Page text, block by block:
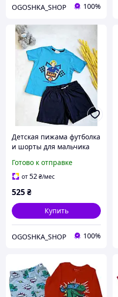
OGOSHKA_SHOP 100%
Детская пижама футболка
и шорты для мальчика
голубая
Готово к отправке
от52₴/мес
525₴
Купить
OGOSHKA_SHOP 100%